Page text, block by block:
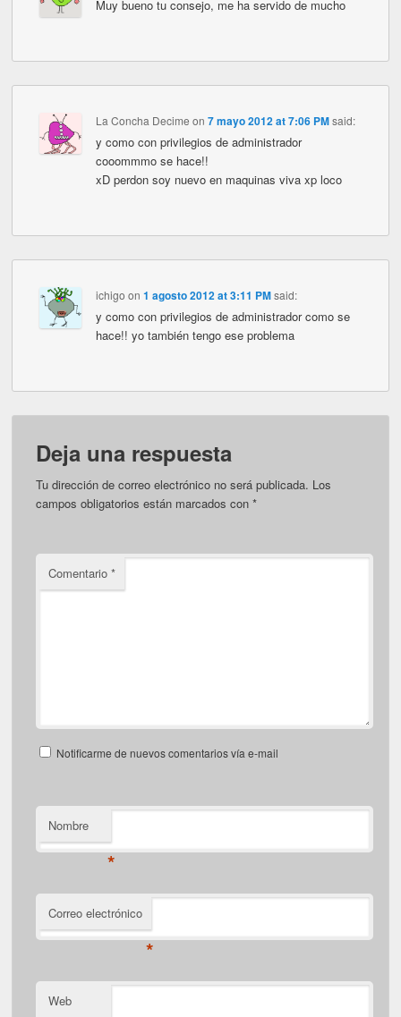
Muy bueno tu consejo, me ha servido de mucho
La Concha Decime on 7 mayo 2012 at 7:06 PM said:
y como con privilegios de administrador
cooommmo se hace!!
xD perdon soy nuevo en maquinas viva xp loco
ichigo on 1 agosto 2012 at 3:11 PM said:
y como con privilegios de administrador como se
hace!! yo también tengo ese problema
Deja una respuesta
Tu dirección de correo electrónico no será publicada. Los
campos obligatorios están marcados con*
Comentario*
Notificarme de nuevos comentarios vía e-mail
Nombre
*
Correo electrónico
*
Web